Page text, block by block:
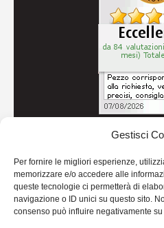
Gestisci
Per fornire le migliori esperienze,
memorizzare e/o accedere alle
queste tecnologie ci permetterà di
navigazione o ID unici su questo sito.
consenso può influire negativamente